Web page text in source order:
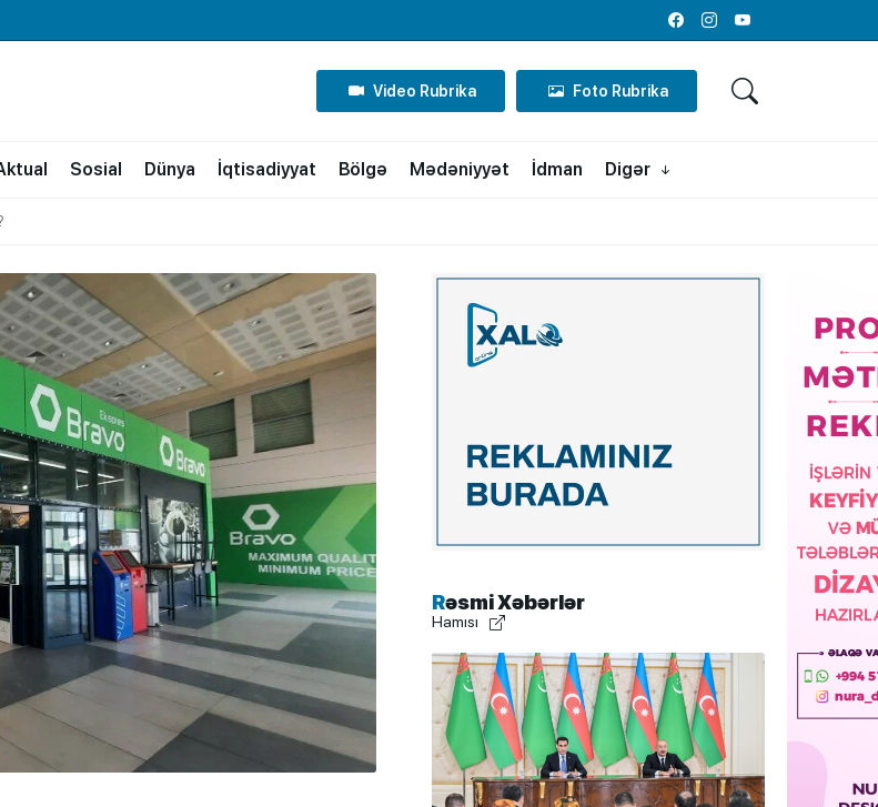
FacebookInstagramYoutube
Video Rubrika Foto Rubrika
Sosial Dünya İqtisadiyyat Bölgə Mədəniyyət İdman Digər
Rəsmi Xəbərlər
Hamısı